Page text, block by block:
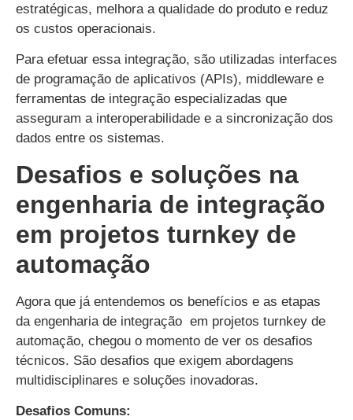
estratégicas, melhora a qualidade do produto e reduz
os custos operacionais.
Para efetuar essa integração, são utilizadas interfaces
de programação de aplicativos (APIs), middleware e
ferramentas de integração especializadas que
asseguram a interoperabilidade e a sincronização dos
dados entre os sistemas.
Desafios e soluções na
engenharia de integração
em projetos turnkey de
automação
Agora que já entendemos os benefícios e as etapas
da engenharia de integração em projetos turnkey de
automação, chegou o momento de ver os desafios
técnicos. São desafios que exigem abordagens
multidisciplinares e soluções inovadoras.
Desafios Comuns: